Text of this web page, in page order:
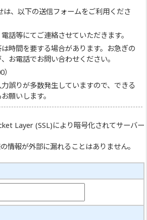
は、以下の送信フォームをご利用くださ
話等にてご連絡させていただきます。
時間を要する場合があります。お急ぎの
お電話でお問い合わせください。
誤りが多数発生していますので、できる
願いします。
Layer (SSL)により暗号化されてサーバー
情報が外部に漏れることはありません。